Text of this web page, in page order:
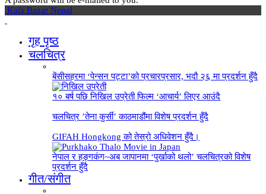
Kala Bazar Nepal
गृह पृष्‍ठ
चलचित्र
बेंसीसहरमा ‘पेन्सन पट्टा’को प्रचारप्रसार, भदौ २६ मा प्रदर्शन हुँदै
१० बर्ष पछि निखिल उप्रेती फिल्म ‘आचार्य’ लिएर आउंदै
चलचित्र ’तेना कुर्सी’ काठमाडौंमा विशेष प्रदर्शन हुँदै
GIFAH Hongkong को तेस्रो अधिवेशन हुँदै।
नेपाल र हङ्गकंग~अब जापानमा ‘पुर्खाको थलो’ चलचित्रको विशेष
प्रदर्शन हुँदै
गीत/संगीत